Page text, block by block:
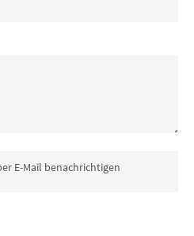
E-Mail benachrichtigen